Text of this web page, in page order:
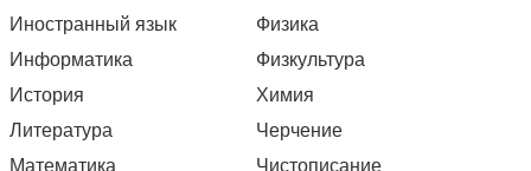
Иностранный язык
Информатика
История
Литература
Математика
Физика
Физкультура
Химия
Черчение
Чистописание